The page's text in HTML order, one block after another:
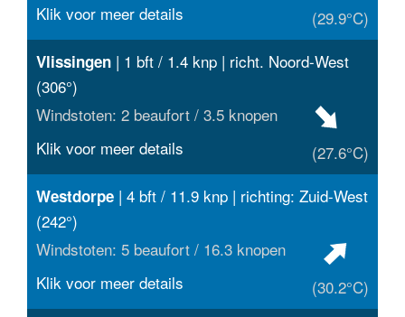
(29.9°C)
Klik voor meer details
Vlissingen | 1 bft / 1.4 knp | richt. Noord-West
(306°)
Windstoten: 2 beaufort / 3.5 knopen
(27.6°C)
Klik voor meer details
Westdorpe | 4 bft / 11.9 knp | richting: Zuid-West
(242°)
Windstoten: 5 beaufort / 16.3 knopen
(30.2°C)
Klik voor meer details